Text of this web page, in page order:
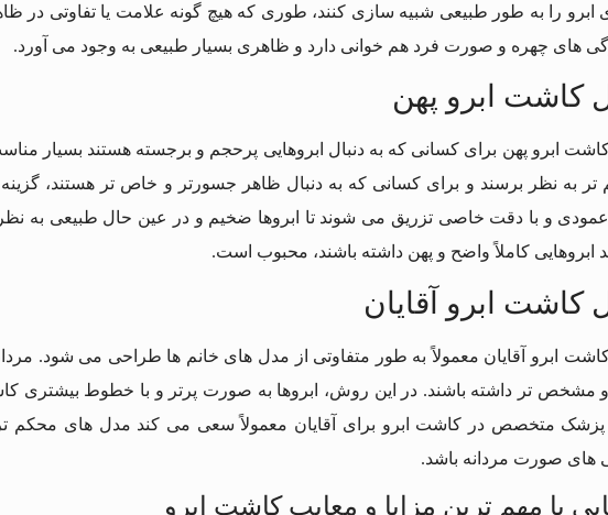
ابرو را به طور طبیعی شبیه سازی کنند، طوری که هیچ گونه علامت یا تفاوتی در
های چهره و صورت فرد هم خوانی دارد و ظاهری بسیار طبیعی به وجود می آورد.
کاشت ابرو پهن
ابرو پهن برای کسانی که به دنبال ابروهایی پرحجم و برجسته هستند بسیار
به نظر برسند و برای کسانی که به دنبال ظاهر جسورتر و خاص تر هستند،
و با دقت خاصی تزریق می شوند تا ابروها ضخیم و در عین حال طبیعی به
ابروهایی کاملاً واضح و پهن داشته باشند، محبوب است.
کاشت ابرو آقایان
ابرو آقایان معمولاً به طور متفاوتی از مدل های خانم ها طراحی می شود. مردان
مشخص تر داشته باشند. در این روش، ابروها به صورت پرتر و با خطوط بیشتری
پزشک متخصص در کاشت ابرو برای آقایان معمولاً سعی می کند مدل های محکم
های صورت مردانه باشد.
با مهم ترین مزایا و معایب کاشت ابرو